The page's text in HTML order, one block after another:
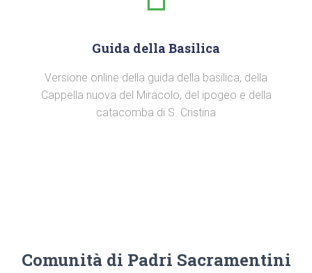
Guida della Basilica
Versione online della guida della basilica, della
Cappella nuova del Miracolo, del ipogeo e della
catacomba di S. Cristina
Comunità di Padri Sacramentini